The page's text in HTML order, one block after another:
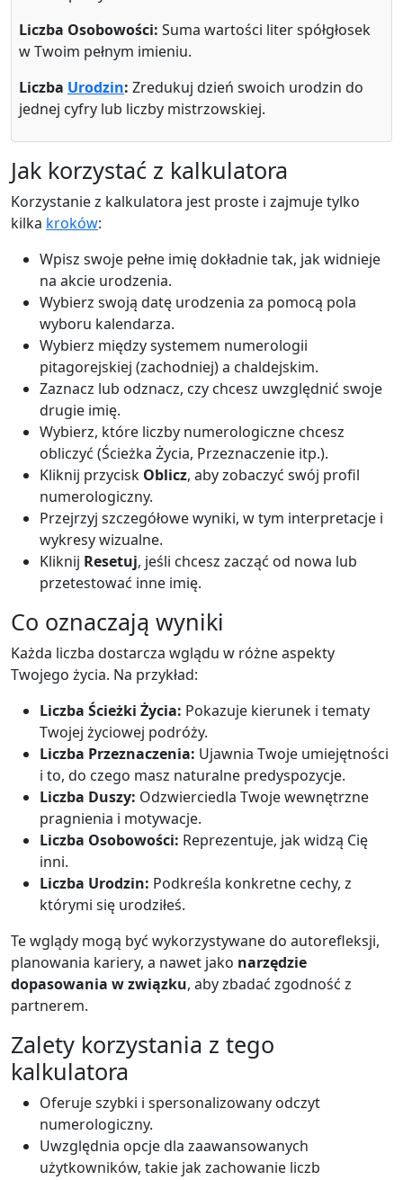
Liczba Osobowości: Suma wartości liter spółgłosek
w Twoim pełnym imieniu.
Liczba Urodzin: Zredukuj dzień swoich urodzin do
jednej cyfry lub liczby mistrzowskiej.
Jak korzystać z kalkulatora
Korzystanie z kalkulatora jest proste i zajmuje tylko
kilka kroków:
Wpisz swoje pełne imię dokładnie tak, jak widnieje
na akcie urodzenia.
Wybierz swoją datę urodzenia za pomocą pola
wyboru kalendarza.
Wybierz między systemem numerologii
pitagorejskiej (zachodniej) a chaldejskim.
Zaznacz lub odznacz, czy chcesz uwzględnić swoje
drugie imię.
Wybierz, które liczby numerologiczne chcesz
obliczyć (Ścieżka Życia, Przeznaczenie itp.).
Kliknij przycisk Oblicz, aby zobaczyć swój profil
numerologiczny.
Przejrzyj szczegółowe wyniki, w tym interpretacje i
wykresy wizualne.
Kliknij Resetuj, jeśli chcesz zacząć od nowa lub
przetestować inne imię.
Co oznaczają wyniki
Każda liczba dostarcza wglądu w różne aspekty
Twojego życia. Na przykład:
Liczba Ścieżki Życia: Pokazuje kierunek i tematy
Twojej życiowej podróży.
Liczba Przeznaczenia: Ujawnia Twoje umiejętności
i to, do czego masz naturalne predyspozycje.
Liczba Duszy: Odzwierciedla Twoje wewnętrzne
pragnienia i motywacje.
Liczba Osobowości: Reprezentuje, jak widzą Cię
inni.
Liczba Urodzin: Podkreśla konkretne cechy, z
którymi się urodziłeś.
Te wglądy mogą być wykorzystywane do autorefleksji,
planowania kariery, a nawet jako narzędzie
dopasowania w związku, aby zbadać zgodność z
partnerem.
Zalety korzystania z tego
kalkulatora
Oferuje szybki i spersonalizowany odczyt
numerologiczny.
Uwzględnia opcje dla zaawansowanych
użytkowników, takie jak zachowanie liczb